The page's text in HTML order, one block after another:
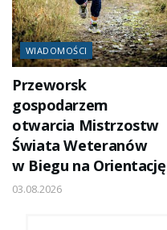
WIADOMOŚCI
Przeworsk
gospodarzem
otwarcia Mistrzostw
Świata Weteranów
w Biegu na Orientację
03.08.2026